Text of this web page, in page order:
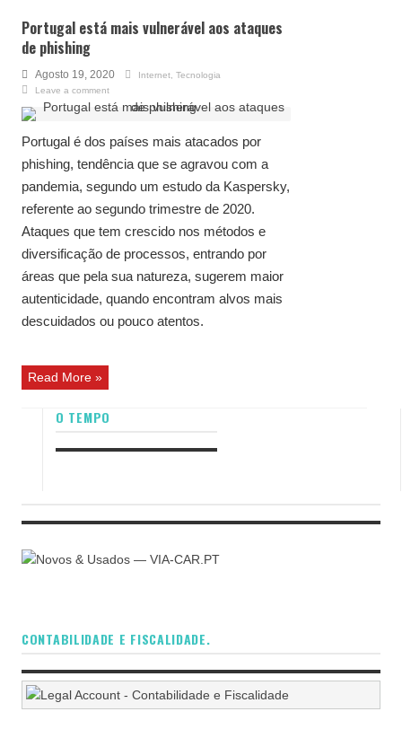
Portugal está mais vulnerável aos ataques
de phishing
Agosto 19, 2020 Internet Tecnologia
Leave a comment
Portugal é dos países mais atacados por
phishing, tendência que se agravou com a
pandemia, segundo um estudo da Kaspersky,
referente ao segundo trimestre de 2020.
Ataques que tem crescido nos métodos e
diversificação de processos, entrando por
áreas que pela sua natureza, sugerem maior
autenticidade, quando encontram alvos mais
descuidados ou pouco atentos.
Read More »
O TEMPO
CONTABILIDADE E FISCALIDADE.